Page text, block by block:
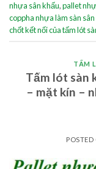
nhựa sân khấu,pallet
coppha nhựa làm sàn
chốt kết nối của tấm lót
TẤM
Tấm lót sàn
– mặt kín –
POSTED